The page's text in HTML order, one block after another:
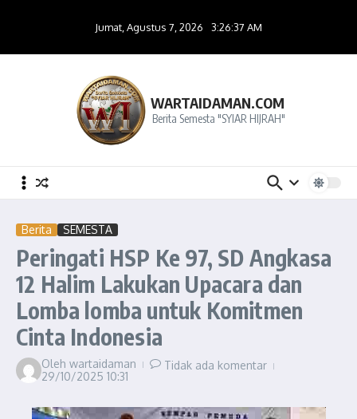
Jumat, Agustus 7, 2026 3:26:38 AM
WARTAIDAMAN.COM
Berita Semesta "SYIAR HIJRAH"
Berita SEMESTA
Peringati HSP Ke 97, SD Angkasa
12 Halim Lakukan Upacara dan
Lomba lomba untuk Komitmen
Cinta Indonesia
Oleh wartaidaman
Tidak ada komentar
29/10/2025 10:31